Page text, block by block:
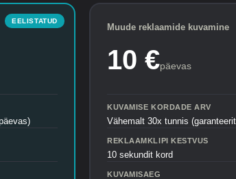
EELISTATUD
Muude reklaamide kuvamine
10 €päevas
KUVAMISE KORDADE ARV
Vähemalt 30x tunnis
REKLAAMKLIPI KESTVUS
10 sekundit kord
KUVAMISAEG